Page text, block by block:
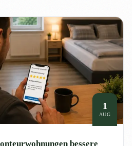
1
AUG
bessere